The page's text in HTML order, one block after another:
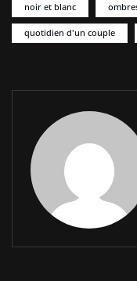
noir et blanc
quotidien d'un couple